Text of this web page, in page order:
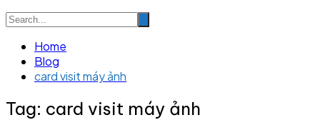
Home
Blog
card visit máy ảnh
Tag: card visit máy ảnh